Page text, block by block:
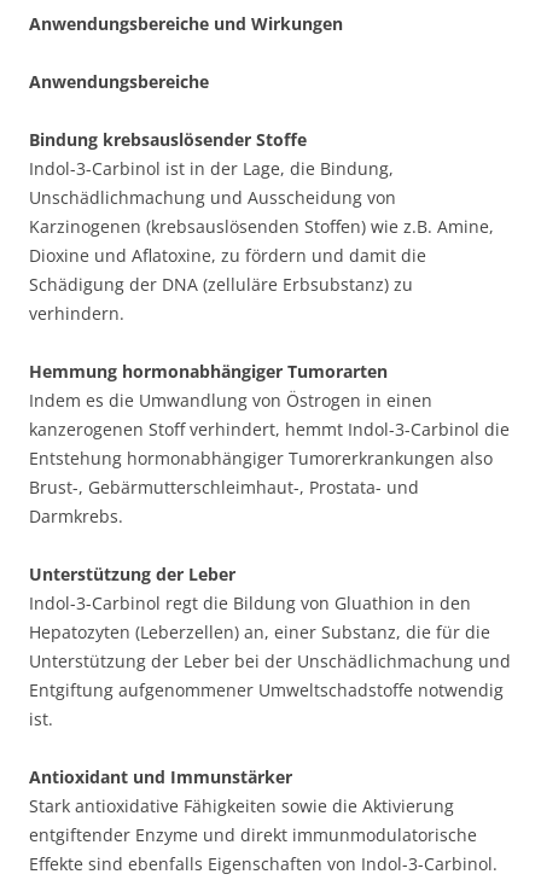
Anwendungsbereiche und Wirkungen
Anwendungsbereiche
Bindung krebsauslösender Stoffe
Indol-3-Carbinol ist in der Lage, die Bindung,
Unschädlichmachung und Ausscheidung von
Karzinogenen (krebsauslösenden Stoffen) wie z.B. Amine,
Dioxine und Aflatoxine, zu fördern und damit die
Schädigung der DNA (zelluläre Erbsubstanz) zu
verhindern.
Hemmung hormonabhängiger Tumorarten
Indem es die Umwandlung von Östrogen in einen
kanzerogenen Stoff verhindert, hemmt Indol-3-Carbinol die
Entstehung hormonabhängiger Tumorerkrankungen also
Brust-, Gebärmutterschleimhaut-, Prostata- und
Darmkrebs.
Unterstützung der Leber
Indol-3-Carbinol regt die Bildung von Gluathion in den
Hepatozyten (Leberzellen) an, einer Substanz, die für die
Unterstützung der Leber bei der Unschädlichmachung und
Entgiftung aufgenommener Umweltschadstoffe notwendig
ist.
Antioxidant und Immunstärker
Stark antioxidative Fähigkeiten sowie die Aktivierung
entgiftender Enzyme und direkt immunmodulatorische
Effekte sind ebenfalls Eigenschaften von Indol-3-Carbinol.